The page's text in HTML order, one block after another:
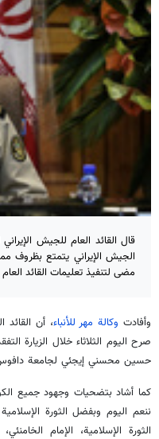
قال القائد العام للجيش
الجيش الإيراني يتمتع بظروف
مضى لتنفيذ تعليمات القائد
وأفادت وكالة مهر للأنباء، أن القائد
صرح اليوم الثلاثاء خلال الزيارة
حسين محسني إيجئي لجامعة
كما أشاد بتضحيات وجهود جميع
ننعم اليوم وبفضل الثورة
الثورة الإسلامية، الإمام